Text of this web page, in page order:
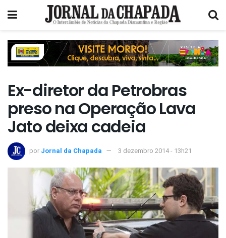
Ex-diretor da Petrobras
preso na Operação Lava
Jato deixa cadeia
por Jornal da Chapada 3 dezembro 2014 - 13h21